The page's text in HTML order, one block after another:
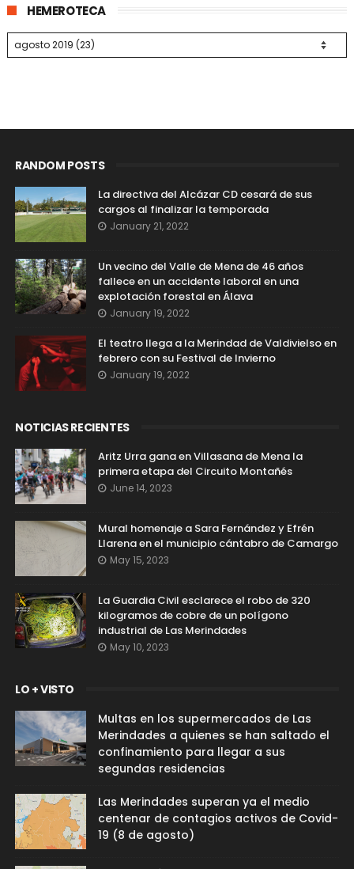
HEMEROTECA
RANDOM POSTS
La directiva del Alcázar CD cesará de sus
cargos al finalizar la temporada
January 21, 2022
Un vecino del Valle de Mena de 46 años
fallece en un accidente laboral en una
explotación forestal en Álava
January 19, 2022
El teatro llega a la Merindad de Valdivielso en
febrero con su Festival de Invierno
January 19, 2022
NOTICIAS RECIENTES
Aritz Urra gana en Villasana de Mena la
primera etapa del Circuito Montañés
June 14, 2023
Mural homenaje a Sara Fernández y Efrén
Llarena en el municipio cántabro de Camargo
May 15, 2023
La Guardia Civil esclarece el robo de 320
kilogramos de cobre de un polígono
industrial de Las Merindades
May 10, 2023
LO + VISTO
Multas en los supermercados de Las
Merindades a quienes se han saltado el
confinamiento para llegar a sus
segundas residencias
Las Merindades superan ya el medio
centenar de contagios activos de Covid-
19 (8 de agosto)